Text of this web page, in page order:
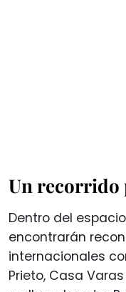
Un recorrido
Dentro del
encontrarán
internacionales
Prieto, Casa